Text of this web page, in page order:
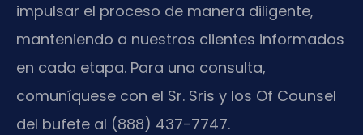
impulsar el proceso de manera diligente,
manteniendo a nuestros clientes informados
en cada etapa. Para una consulta,
comuníquese con el Sr. Sris y los Of Counsel
del bufete al (888) 437-7747.